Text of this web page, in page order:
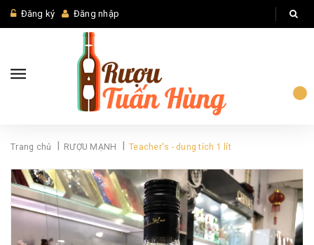
Đăng ký Đăng nhập
Trang chủ RƯỢU MẠNH Teacher's - dung tích 1 lít